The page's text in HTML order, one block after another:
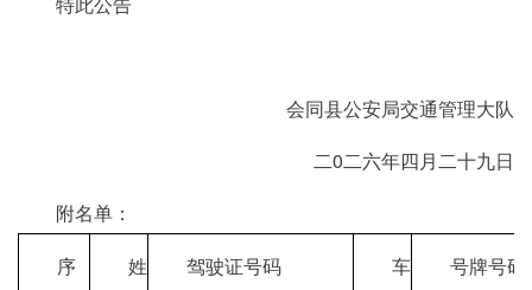
会同县公安局交通管理大队
二0二六年四月二十九日
附名单：
序
姓
驾驶证号码
车
号牌号码